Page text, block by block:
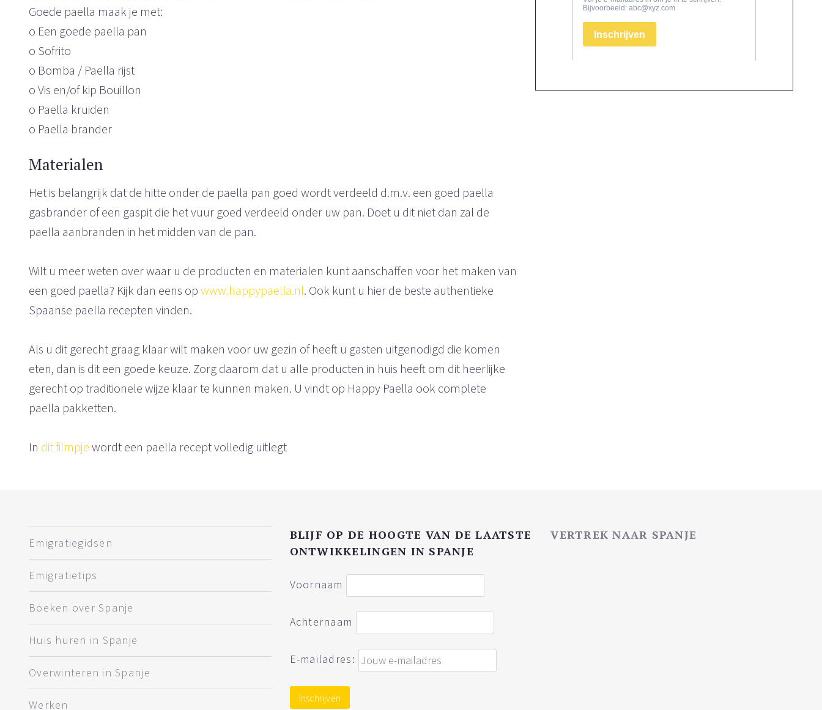
Goede paella maak je met:
o Een goede paella pan
o Sofrito
o Bomba / Paella rijst
o Vis en/of kip Bouillon
o Paella kruiden
o Paella brander
Materialen
Het is belangrijk dat de hitte onder de paella pan goed wordt verdeeld d.m.v. een goed paella
gasbrander of een gaspit die het vuur goed verdeeld onder uw pan. Doet u dit niet dan zal de
paella aanbranden in het midden van de pan.
Wilt u meer weten over waar u de producten en materialen kunt aanschaffen voor het maken van
een goed paella? Kijk dan eens op www.happypaella.nl. Ook kunt u hier de beste authentieke
Spaanse paella recepten vinden.
Als u dit gerecht graag klaar wilt maken voor uw gezin of heeft u gasten uitgenodigd die komen
eten, dan is dit een goede keuze. Zorg daarom dat u alle producten in huis heeft om dit heerlijke
gerecht op traditionele wijze klaar te kunnen maken. U vindt op Happy Paella ook complete
paella pakketten.
In dit filmpje wordt een paella recept volledig uitlegt
Emigratiegidsen
Emigratietips
Boeken over Spanje
Huis huren in Spanje
Overwinteren in Spanje
Werken
BLIJF OP DE HOOGTE VAN DE LAATSTE
ONTWIKKELINGEN IN SPANJE
Voornaam
Achternaam
E-mailadres:
VERTREK NAAR SPANJE